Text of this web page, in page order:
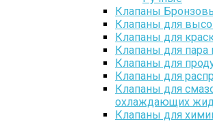
Клапаны
Клапаны для
Клапаны для
Клапаны для пара
Клапаны для
Клапаны для
Клапаны для
охлаждающих
Клапаны для